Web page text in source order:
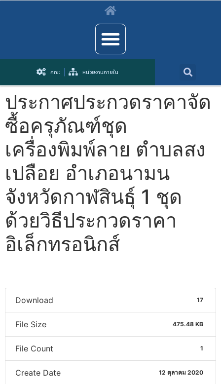
คณะ หน่วยงานภายใน
ประกาศประกวดราคาจัด
ซื้อครุภัณฑ์ชุด
เครื่องพิมพ์ลาย ตำบลสง
เปลือย อำเภอนามน
จังหวัดกาฬสินธุ์ 1 ชุด
ด้วยวิธีประกวดราคา
อิเล็กทรอนิกส์
Download 17
File Size 475.48 KB
File Count 1
Create Date 12 ตุลาคม 2020